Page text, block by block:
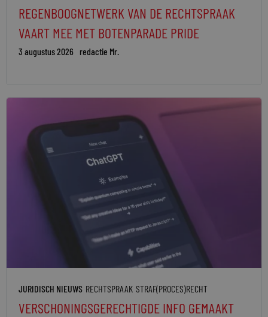
REGENBOOGNETWERK VAN DE RECHTSPRAAK
VAART MEE MET BOTENPARADE PRIDE
3 augustus 2026 redactie Mr.
JURIDISCH NIEUWS RECHTSPRAAK STRAF(PROCES)RECHT
VERSCHONINGSGERECHTIGDE INFO GEMAAKT